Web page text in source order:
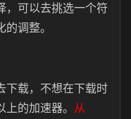
，可以去挑选一个符
调整。
下载，不想在下载时
的加速器。 从